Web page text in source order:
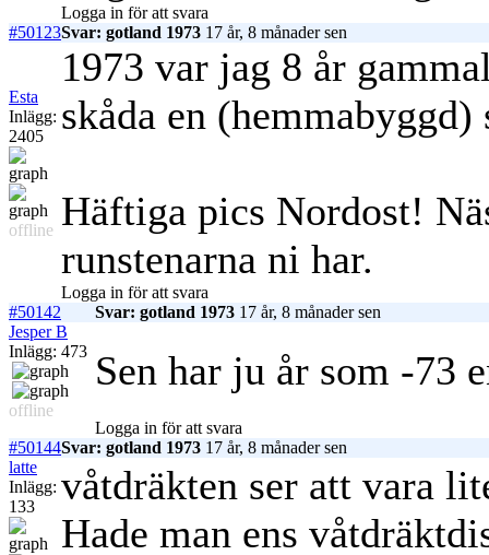
Logga in för att svara
#50123Svar: gotland 1973 17 år, 8 månader sen
Esta
Inlägg:
2405
offline
1973 var jag 8 år
skåda en
Häftiga pics Nordost!
runstenarna ni har.
Logga in för att svara
#50142
Svar: gotland 1973 17 år, 8 månader sen
Jesper B
Inlägg: 473
offline
Sen har ju år som -73
Logga in för att svara
#50144Svar: gotland 1973 17 år, 8 månader sen
latte
Inlägg:
133
våtdräkten ser att vara
Hade man ens